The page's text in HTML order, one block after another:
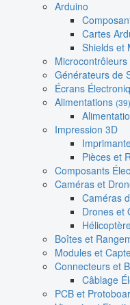
Arduino
Cartes
Shields et
Générateurs de
Écrans
Alimentations (39)
Impression 3D
Pièces et
Composants
Caméras et
Caméras
Drones et
Boîtes et
Modules et
Connecteurs et
Câblage
PCB et